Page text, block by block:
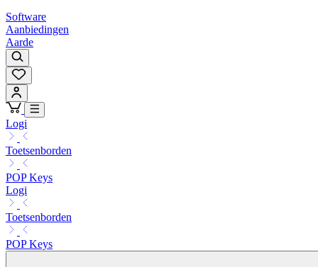
Software
Aanbiedingen
Aarde
Logi
Toetsenborden
POP Keys
Logi
Toetsenborden
POP Keys